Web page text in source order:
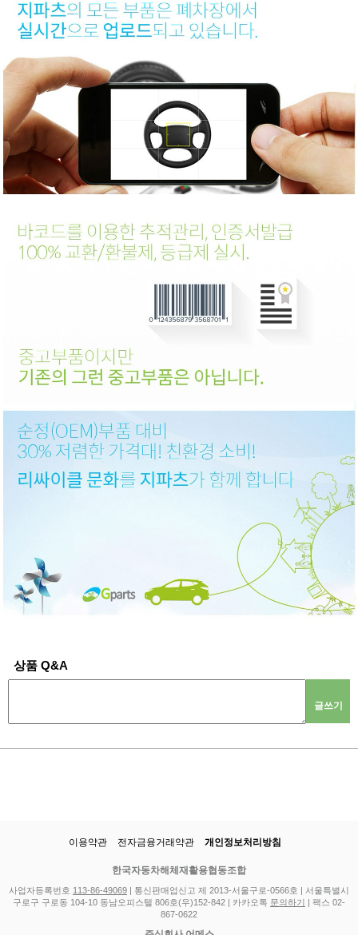
상품 Q&A
글쓰기
이용약관 전자금융거래약관 개인정보처리방침
한국자동차해체재활용협동조합
사업자등록번호 113-86-49069 | 통신판매업신고 제 2013-서울구로-0566호 | 서울특별시
구로구 구로동 104-10 동남오피스텔 806호(우)152-842 | 카카오톡 문의하기
| 팩스 02-
867-0622